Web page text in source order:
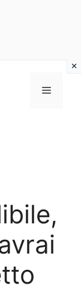
Menu